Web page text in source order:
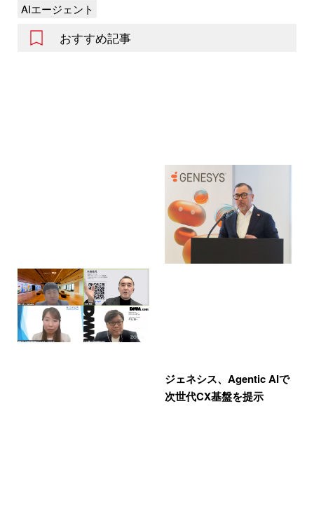
AIエージェント
おすすめ記事
ジェネシス、Agentic AIで
次世代CX基盤を提示